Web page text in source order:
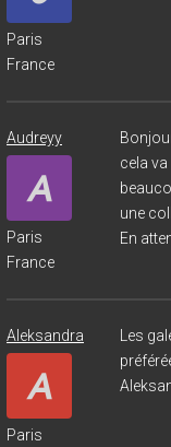
Paris
France
Audreyy
Paris
France
cela
une
En
Aleksandra
Paris
Les